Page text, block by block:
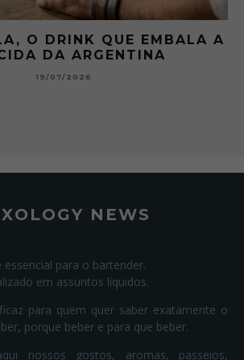
PICLES QUE MUDOU A
DOS MARTINI
15/07/2026
NEWS
para o bartender.
em assuntos líquidos.
para quem quer saber exatamente o
porque beber e para que beber.
nossos gostos, aromas, passeios,